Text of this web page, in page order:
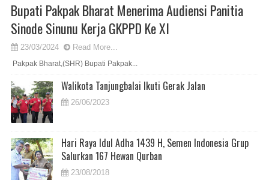
Bupati Pakpak Bharat Menerima Audiensi Panitia
Sinode Sinunu Kerja GKPPD Ke XI
23/03/2024 Read More...
Pakpak Bharat,(SHR) Bupati Pakpak...
Walikota Tanjungbalai Ikuti Gerak Jalan
26/06/2023
Hari Raya Idul Adha 1439 H, Semen Indonesia Grup
Salurkan 167 Hewan Qurban
23/08/2018